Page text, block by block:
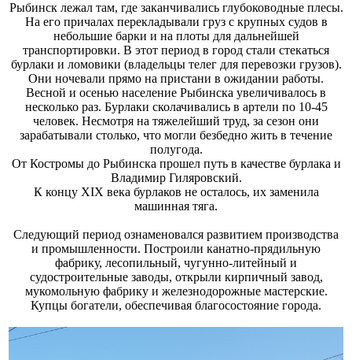
Рыбинск лежал там, где заканчивались глубоководные плесы.
На его причалах перекладывали груз с крупных судов в
небольшие барки и на плоты для дальнейшей
транспортировки. В этот период в город стали стекаться
бурлаки и ломовики (владельцы телег для перевозки грузов).
Они ночевали прямо на пристани в ожидании работы.
Весной и осенью население Рыбинска увеличивалось в
несколько раз. Бурлаки сколачивались в артели по 10-45
человек. Несмотря на тяжелейший труд, за сезон они
зарабатывали столько, что могли безбедно жить в течение
полугода.
От Костромы до Рыбинска прошел путь в качестве бурлака и
Владимир Гиляровский.
К концу XIX века бурлаков не осталось, их заменила
машинная тяга.
Следующий период ознаменовался развитием производства
и промышленности. Построили канатно-прядильную
фабрику, лесопильный, чугунно-литейный и
судостроительные заводы, открыли кирпичный завод,
мукомольную фабрику и железнодорожные мастерские.
Купцы богатели, обеспечивая благосостояние города.